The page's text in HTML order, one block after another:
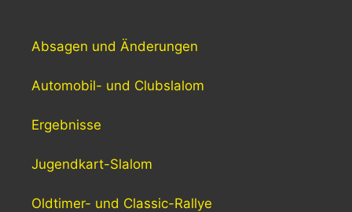
Absagen und Änderungen
Automobil- und Clubslalom
Ergebnisse
Jugendkart-Slalom
Oldtimer- und Classic-Rallye